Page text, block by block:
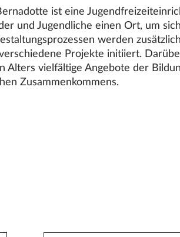
ist eine
und Jugendliche einen Ort, um
werden
Projekte initiiert.
Alters vielfältige Angebote der
Zusammenkommens.